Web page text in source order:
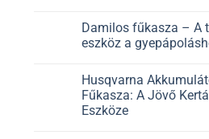
Damilos fűkasza – A
eszköz a
Husqvarna
Fűkasza: A Jövő
Eszköze